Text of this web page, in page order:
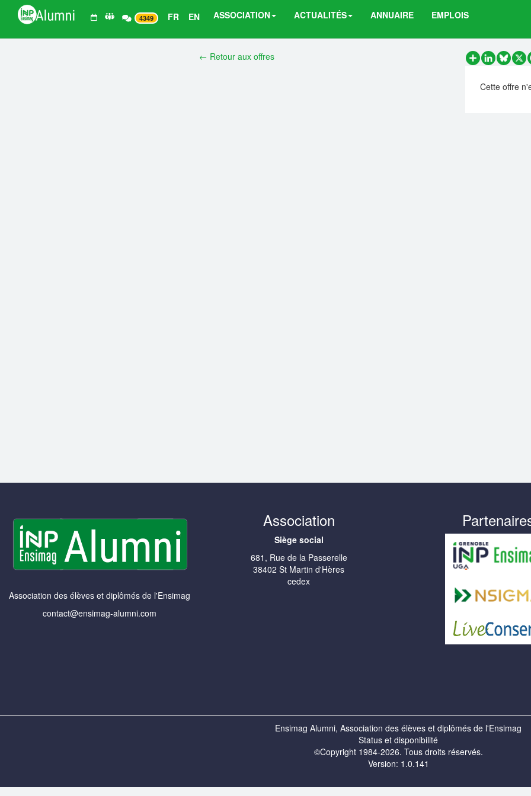
4349 FR EN ASSOCIATION ACTUALITÉS ANNUAIRE EMPLOIS
← Retour aux offres
PartagerLinkedInX
Cette offre
Association des élèves et diplômés de l'Ensimag
contact@ensimag-alumni.com
Association
Siège social
681, Rue de la Passerelle
38402 St Martin d'Hères
cedex
Ensimag Alumni, Association des élèves et diplômés de l'Ensimag
Status et disponibilité
©Copyright 1984-2026. Tous droits réservés.
Version: 1.0.141